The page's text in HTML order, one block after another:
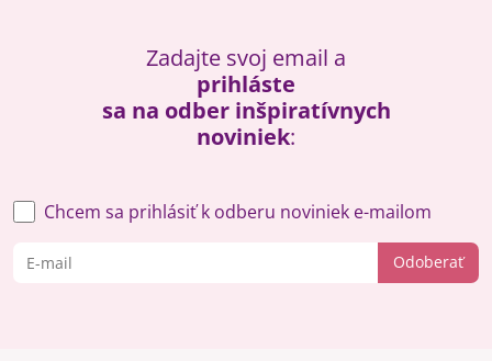
Zadajte svoj email a
prihláste
sa na odber inšpiratívnych
noviniek:
Odoberať
Chcem sa prihlásiť k odberu noviniek e-mailom